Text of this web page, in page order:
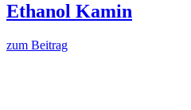
Ethanol Kamin
zum Beitrag